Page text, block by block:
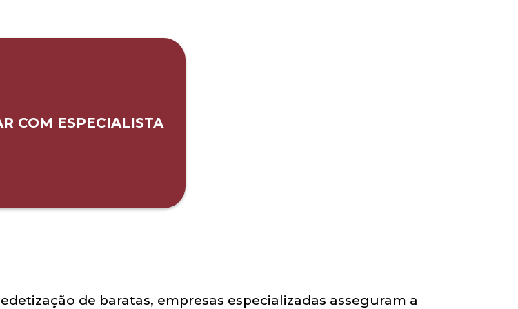
COM ESPECIALISTA
de baratas, empresas especializadas asseguram a